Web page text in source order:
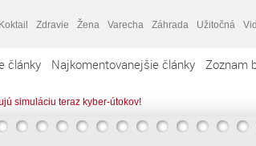
Koktail Zdravie Žena Varecha Záhrada Užitočná
články Najkomentovanejšie články Zoznam
simuláciu teraz kyber-útokov!